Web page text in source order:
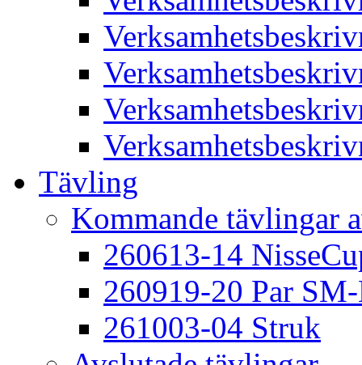
Tävling
Kommande tävlingar
260613-14
260919-20 Par
261003-04 Struk